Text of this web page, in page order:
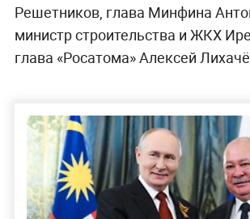
Решетников, глава Минфина
министр строительства и ЖКХ
глава «Росатома» Алексей